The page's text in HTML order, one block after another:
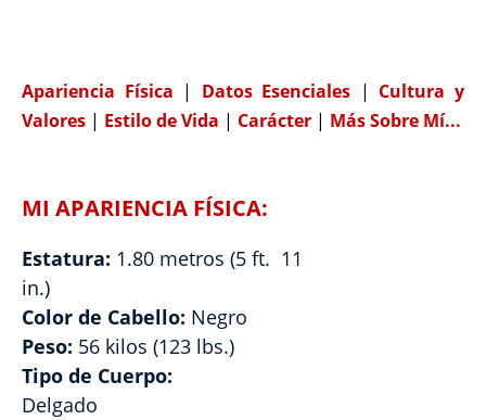
Apariencia Física | Datos Esenciales | Cultura y
Valores | Estilo de Vida | Carácter | Más Sobre Mí...
MI APARIENCIA FÍSICA:
Estatura: 1.80 metros (5 ft. 11
in.)
Color de Cabello: Negro
Peso: 56 kilos (123 lbs.)
Tipo de Cuerpo:
Delgado